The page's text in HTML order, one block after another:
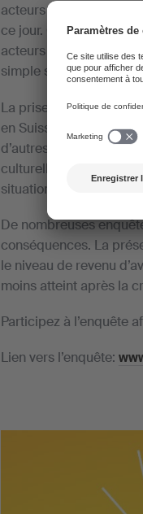
acteurs culturels au
ce jour. Cette crise
acteurs culturels,
simple schéma de
La prise de
en Suisse, il faut saisir
d’autres personnes
culturelle suisse
situation économique
De nombreuses
conséquences. La
le niveau de revenu
moins atteint après la
Participez à l’enquête
Lien vers l’enquête: